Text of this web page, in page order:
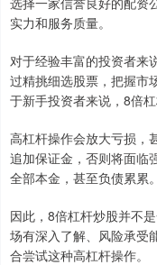
实力和服务质量。
对于经验丰富的投资者来
过精挑细选股票，把握市
于新手投资者来说，8倍
高杠杆操作会放大亏损，
追加保证金，否则将面临
全部本金，甚至负债累累。
因此，8倍杠杆炒股并不
场有深入了解、风险承受
合尝试这种高杠杆操作。